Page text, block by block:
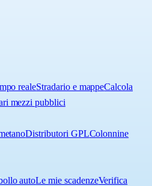
realeStradario e mappeCalcola
mezzi pubblici
Distributori GPLColonnine
autoLe mie scadenzeVerifica